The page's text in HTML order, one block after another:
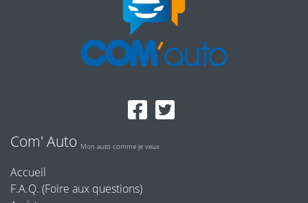
Com' Auto Mon auto comme je veux
Accueil
F.A.Q. (Foire aux questions)